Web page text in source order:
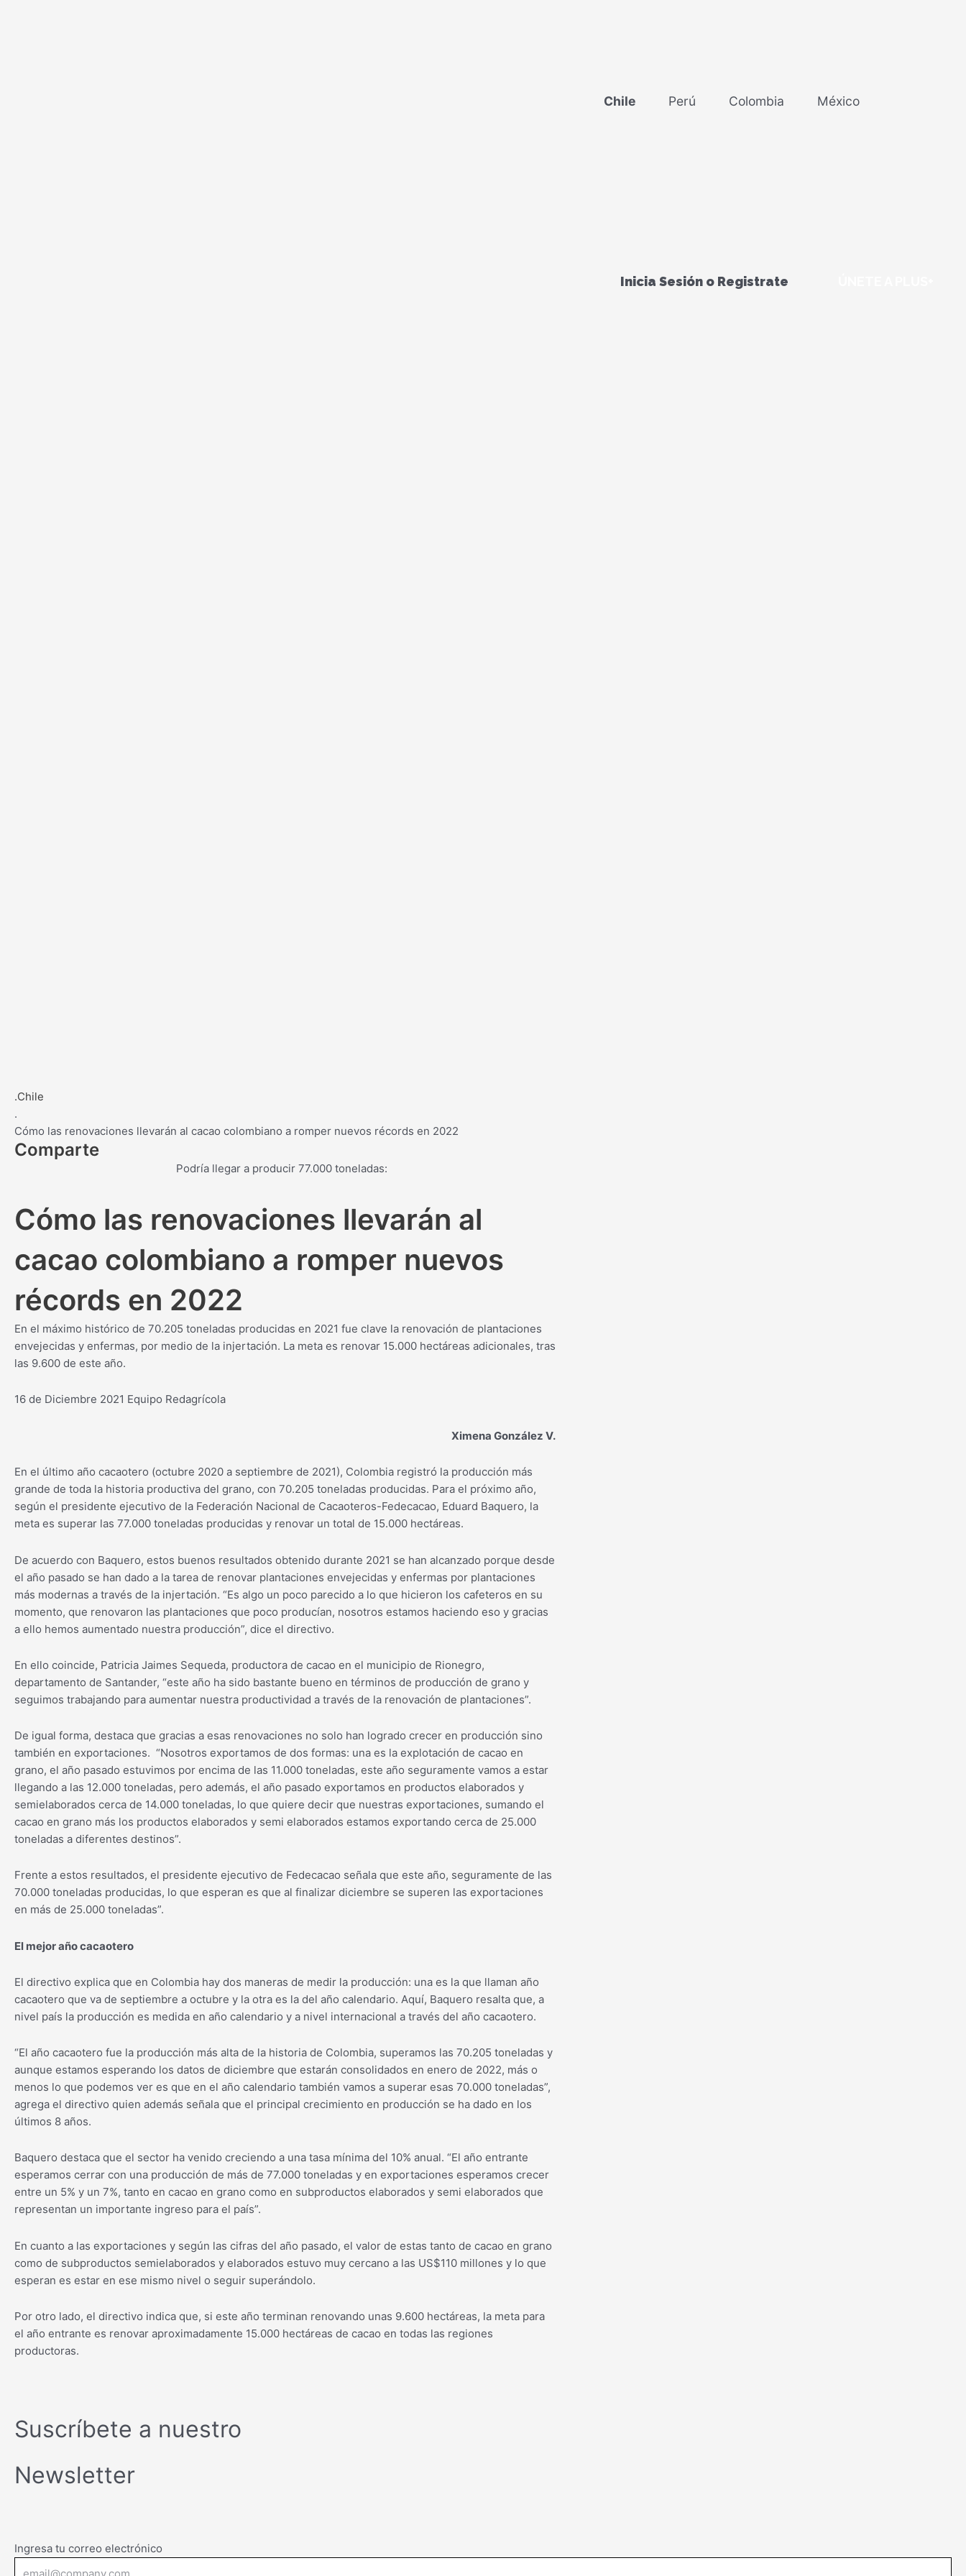
Chile Perú Colombia México
Inicia Sesión o Registrate
.Chile
.
Cómo las renovaciones llevarán al cacao colombiano a romper nuevos récords en 2022
Comparte
Podría llegar a producir 77.000 toneladas:
Cómo las renovaciones llevarán al
cacao colombiano a romper nuevos
récords en 2022
En el máximo histórico de 70.205 toneladas producidas en 2021 fue clave la renovación de plantaciones
envejecidas y enfermas, por medio de la injertación. La meta es renovar 15.000 hectáreas adicionales, tras
las 9.600 de este año.
16 de Diciembre 2021 Equipo Redagrícola
Ximena González V.
En el último año cacaotero (octubre 2020 a septiembre de 2021), Colombia registró la producción más
grande de toda la historia productiva del grano, con 70.205 toneladas producidas. Para el próximo año,
según el presidente ejecutivo de la Federación Nacional de Cacaoteros-Fedecacao, Eduard Baquero, la
meta es superar las 77.000 toneladas producidas y renovar un total de 15.000 hectáreas.
De acuerdo con Baquero, estos buenos resultados obtenido durante 2021 se han alcanzado porque desde
el año pasado se han dado a la tarea de renovar plantaciones envejecidas y enfermas por plantaciones
más modernas a través de la injertación. “Es algo un poco parecido a lo que hicieron los cafeteros en su
momento, que renovaron las plantaciones que poco producían, nosotros estamos haciendo eso y gracias
a ello hemos aumentado nuestra producción”, dice el directivo.
En ello coincide, Patricia Jaimes Sequeda, productora de cacao en el municipio de Rionegro,
departamento de Santander, “este año ha sido bastante bueno en términos de producción de grano y
seguimos trabajando para aumentar nuestra productividad a través de la renovación de plantaciones”.
De igual forma, destaca que gracias a esas renovaciones no solo han logrado crecer en producción sino
también en exportaciones. “Nosotros exportamos de dos formas: una es la explotación de cacao en
grano, el año pasado estuvimos por encima de las 11.000 toneladas, este año seguramente vamos a estar
llegando a las 12.000 toneladas, pero además, el año pasado exportamos en productos elaborados y
semielaborados cerca de 14.000 toneladas, lo que quiere decir que nuestras exportaciones, sumando el
cacao en grano más los productos elaborados y semi elaborados estamos exportando cerca de 25.000
toneladas a diferentes destinos”.
Frente a estos resultados, el presidente ejecutivo de Fedecacao señala que este año, seguramente de las
70.000 toneladas producidas, lo que esperan es que al finalizar diciembre se superen las exportaciones
en más de 25.000 toneladas”.
El mejor año cacaotero
El directivo explica que en Colombia hay dos maneras de medir la producción: una es la que llaman año
cacaotero que va de septiembre a octubre y la otra es la del año calendario. Aquí, Baquero resalta que, a
nivel país la producción es medida en año calendario y a nivel internacional a través del año cacaotero.
“El año cacaotero fue la producción más alta de la historia de Colombia, superamos las 70.205 toneladas y
aunque estamos esperando los datos de diciembre que estarán consolidados en enero de 2022, más o
menos lo que podemos ver es que en el año calendario también vamos a superar esas 70.000 toneladas”,
agrega el directivo quien además señala que el principal crecimiento en producción se ha dado en los
últimos 8 años.
Baquero destaca que el sector ha venido creciendo a una tasa mínima del 10% anual. “El año entrante
esperamos cerrar con una producción de más de 77.000 toneladas y en exportaciones esperamos crecer
entre un 5% y un 7%, tanto en cacao en grano como en subproductos elaborados y semi elaborados que
representan un importante ingreso para el país”.
En cuanto a las exportaciones y según las cifras del año pasado, el valor de estas tanto de cacao en grano
como de subproductos semielaborados y elaborados estuvo muy cercano a las US$110 millones y lo que
esperan es estar en ese mismo nivel o seguir superándolo.
Por otro lado, el directivo indica que, si este año terminan renovando unas 9.600 hectáreas, la meta para
el año entrante es renovar aproximadamente 15.000 hectáreas de cacao en todas las regiones
productoras.
Suscríbete a nuestro
Newsletter
Ingresa tu correo electrónico